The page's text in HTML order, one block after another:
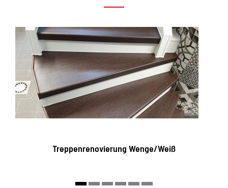
Treppenrenovierung Wenge/Weiß